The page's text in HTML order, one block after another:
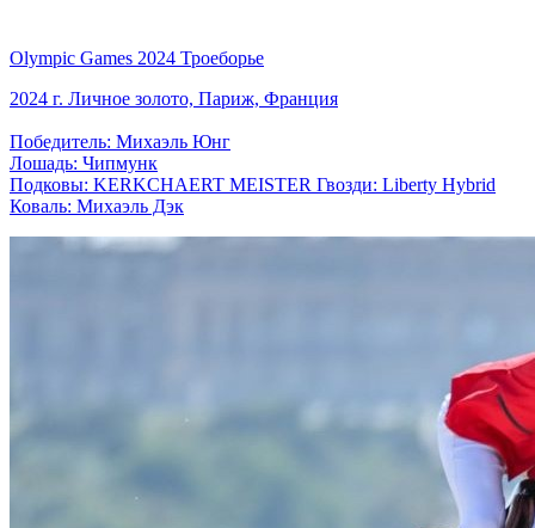
Olympic Games 2024 Троеборье
2024 г. Личное золото, Париж, Франция
Победитель: Михаэль Юнг
Лошадь: Чипмунк
Подковы: KERKCHAERT MEISTER Гвозди: Liberty Hybrid
Коваль: Михаэль Дэк